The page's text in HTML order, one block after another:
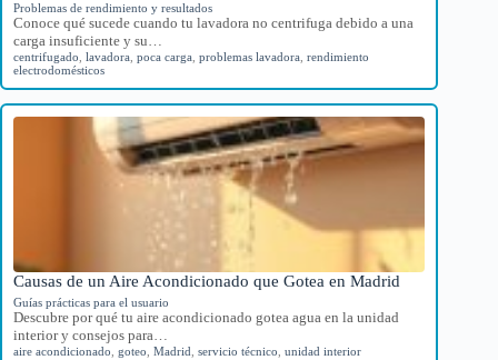
Problemas de rendimiento y resultados
Conoce qué sucede cuando tu lavadora no centrifuga debido a una
carga insuficiente y su…
centrifugado lavadora poca carga problemas lavadora rendimiento
electrodomésticos
Causas de un Aire Acondicionado que Gotea en Madrid
Guías prácticas para el usuario
Descubre por qué tu aire acondicionado gotea agua en la unidad
interior y consejos para…
aire acondicionado goteo Madrid servicio técnico unidad interior